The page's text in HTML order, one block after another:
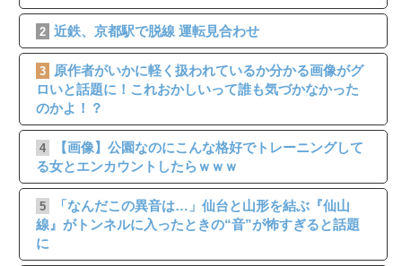
2 近鉄、京都駅で脱線 運転見合わせ
3
原作者がいかに軽く扱われているか分かる画像がグ
ロいと話題に！これおかしいって誰も気づかなかった
のかよ！？
4
【画像】公園なのにこんな格好でトレーニングして
る女とエンカウントしたらｗｗｗ
5
「なんだこの異音は…」仙台と山形を結ぶ『仙山
線』がトンネルに入ったときの“音”が怖すぎると話題
に